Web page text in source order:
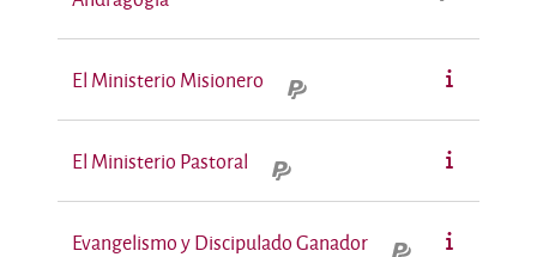
El Ministerio Misionero
El Ministerio Pastoral
Evangelismo y Discipulado Ganador